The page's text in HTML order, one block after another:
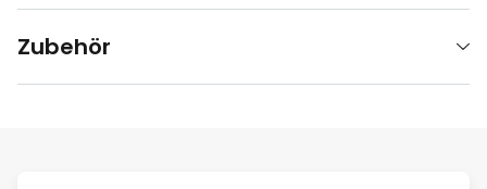
Zubehör